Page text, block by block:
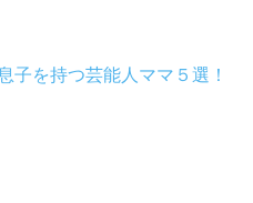
子を持つ芸能人ママ５選！